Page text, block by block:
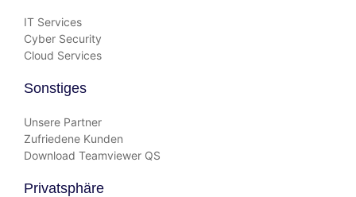
IT Services
Cyber Security
Cloud Services
Sonstiges
Unsere Partner
Zufriedene Kunden
Download Teamviewer QS
Privatsphäre